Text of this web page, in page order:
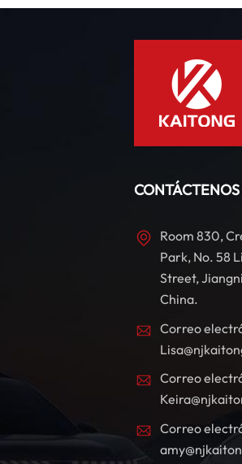
CONTÁCTENOS
Room 830,
Park, No. 58
Street,
China.
Correo
Correo
Correo